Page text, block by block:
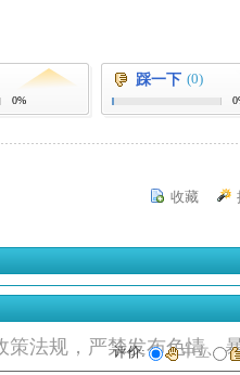
0%
踩一下 (0)
收藏
策法规，严禁发布色情、
评价: 中立